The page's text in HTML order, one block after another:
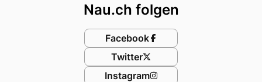
Nau.ch folgen
Facebook
Twitter
Instagram